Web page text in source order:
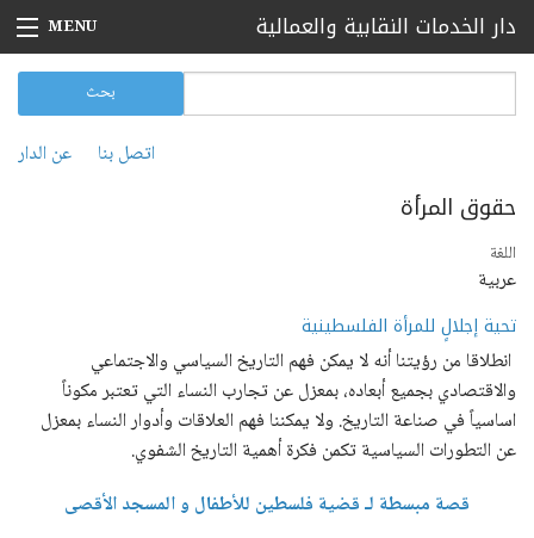
تجاوز إلى المحتوى الرئيسي
دار الخدمات النقابية والعمالية MENU
الرئيسية
تقارير
فعاليات
اتصل بنا
عن الدار
بحث
اتصل بنا عن الدار
حقوق المرأة
‏اللغة ‏
عربية
تحية إجلالٍ للمرأة الفلسطينية
انطلاقا من رؤيتنا أنه لا يمكن فهم التاريخ السياسي والاجتماعي
والاقتصادي بجميع أبعاده، بمعزل عن تجارب النساء التي تعتبر مكوناً
اساسياً في صناعة التاريخ. ولا يمكننا فهم العلاقات وأدوار النساء بمعزل
عن التطورات السياسية تكمن فكرة أهمية التاريخ الشفوي.
قصة مبسطة لـ قضية فلسطين للأطفال و المسجد الأقصى